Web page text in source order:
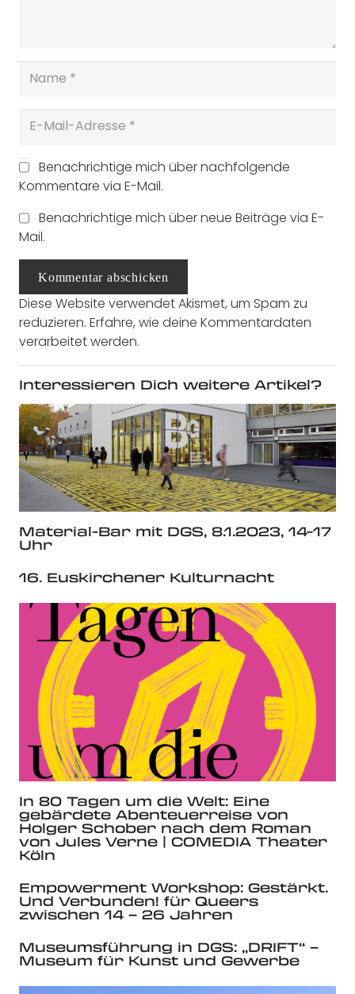
Benachrichtige mich über nachfolgende
Kommentare via E-Mail.
Benachrichtige mich über neue Beiträge via E-
Mail.
Kommentar abschicken
Diese Website verwendet Akismet, um Spam zu
reduzieren. Erfahre, wie deine Kommentardaten
verarbeitet werden.
Interessieren Dich weitere Artikel?
Material-Bar mit DGS, 8.1.2023, 14-17
Uhr
16. Euskirchener Kulturnacht
In 80 Tagen um die Welt: Eine
gebärdete Abenteuerreise von
Holger Schober nach dem Roman
von Jules Verne | COMEDIA Theater
Köln
Empowerment Workshop: Gestärkt.
Und Verbunden! für Queers
zwischen 14 – 26 Jahren
Museumsführung in DGS: „DRIFT“ –
Museum für Kunst und Gewerbe